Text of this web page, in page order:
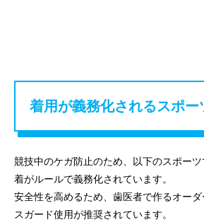
着用が義務化されるスポー
競技中のケガ防止のため、以下のスポー
着がルールで義務化されています。
安全性を高めるため、歯医者で作るオー
スガード使用が推奨されています。